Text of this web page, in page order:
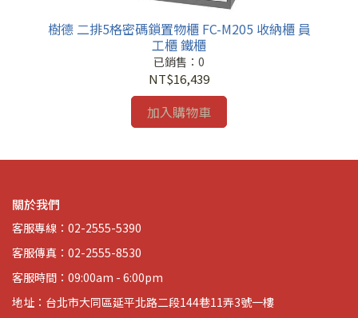
樹德 二排5格密碼鎖置物櫃 FC-M205 收納櫃 員
工櫃 鐵櫃
已銷售：0
NT$16,439
加入購物車
關於我們
客服專線：02-2555-5390
客服傳真：02-2555-8530
客服時間：09:00am - 6:00pm
地址：台北市大同區延平北路二段144巷11弄3號一樓